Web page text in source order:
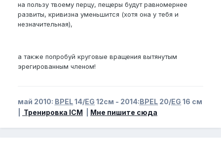
на пользу твоему перцу, пещеры будут равномернее
развиты, кривизна уменьшится (хотя она у тебя и
незначительная),
а также попробуй круговые вращения вытянутым
эрегированным членом!
май 2010: BPEL14/EG 12см - 2014:BPEL 20/EG 16 см
Тренировка ICM Мне пишите сюда